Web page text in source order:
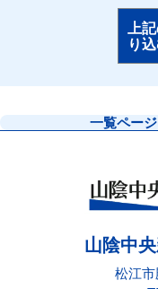
上
り
一覧ペー
山陰中
松江